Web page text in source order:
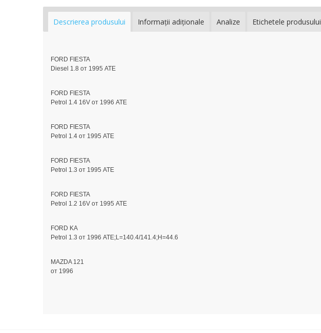
Descrierea produsului Informaţii adiţionale Analize Etichetele produsului
FORD FIESTA
Diesel 1.8 от 1995 ATE
FORD FIESTA
Petrol 1.4 16V от 1996 ATE
FORD FIESTA
Petrol 1.4 от 1995 ATE
FORD FIESTA
Petrol 1.3 от 1995 ATE
FORD FIESTA
Petrol 1.2 16V от 1995 ATE
FORD KA
Petrol 1.3 от 1996 ATE;L=140.4/141.4;H=44.6
MAZDA 121
от 1996